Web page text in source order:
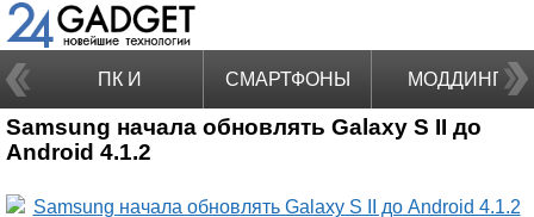
ПК И
НОУТБУКИ
СМАРТФОНЫ МОДДИНГ
Samsung начала обновлять Galaxy S II до
Android 4.1.2